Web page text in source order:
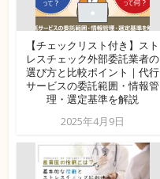
【チェックリスト付き】スト
レスチェック外部委託業者の
選び方と比較ポイント｜代行
サービスの委託範囲・情報管
理・選定基準を解説
2025年4月9日